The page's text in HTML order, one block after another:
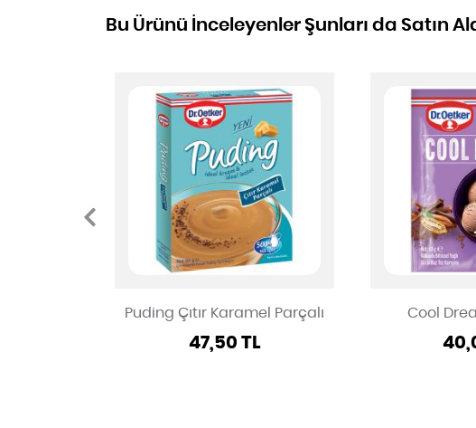
Bu Ürünü İnceleyenler Şunları da Satın
Puding Çıtır Karamel Parçalı
47,50 TL
Cool